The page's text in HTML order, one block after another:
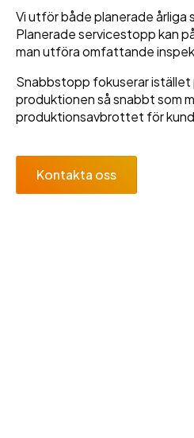
Vi utför både planerade
Planerade servicestopp kan
man utföra omfattande
Snabbstopp fokuserar
produktionen så snabbt som
produktionsavbrottet för
Kontakta oss